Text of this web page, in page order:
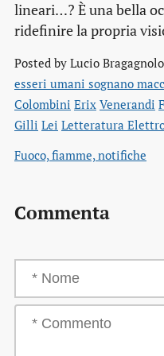
lineari…? È una bella
ridefinire la propria
Posted by Lucio Bragagnolo
esseri umani sognano
Colombini Erix Venerandi
Gilli Lei Letteratura
Fuoco, fiamme, notifiche
Commenta